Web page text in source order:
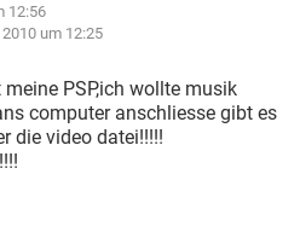
INSTAGRAM
TIKTOK
HARDWARE
INSTAGRAM
TIKTOK
STREAMING
IOS
12:56
um 12:25
PSP,ich wollte musik
computer anschliesse gibt es
die video datei!!!!!